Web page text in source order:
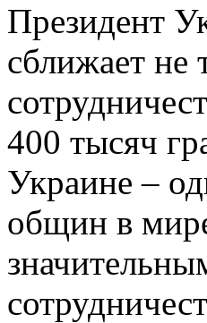
Президент
сближает не
400 тысяч
Украине –
общин в